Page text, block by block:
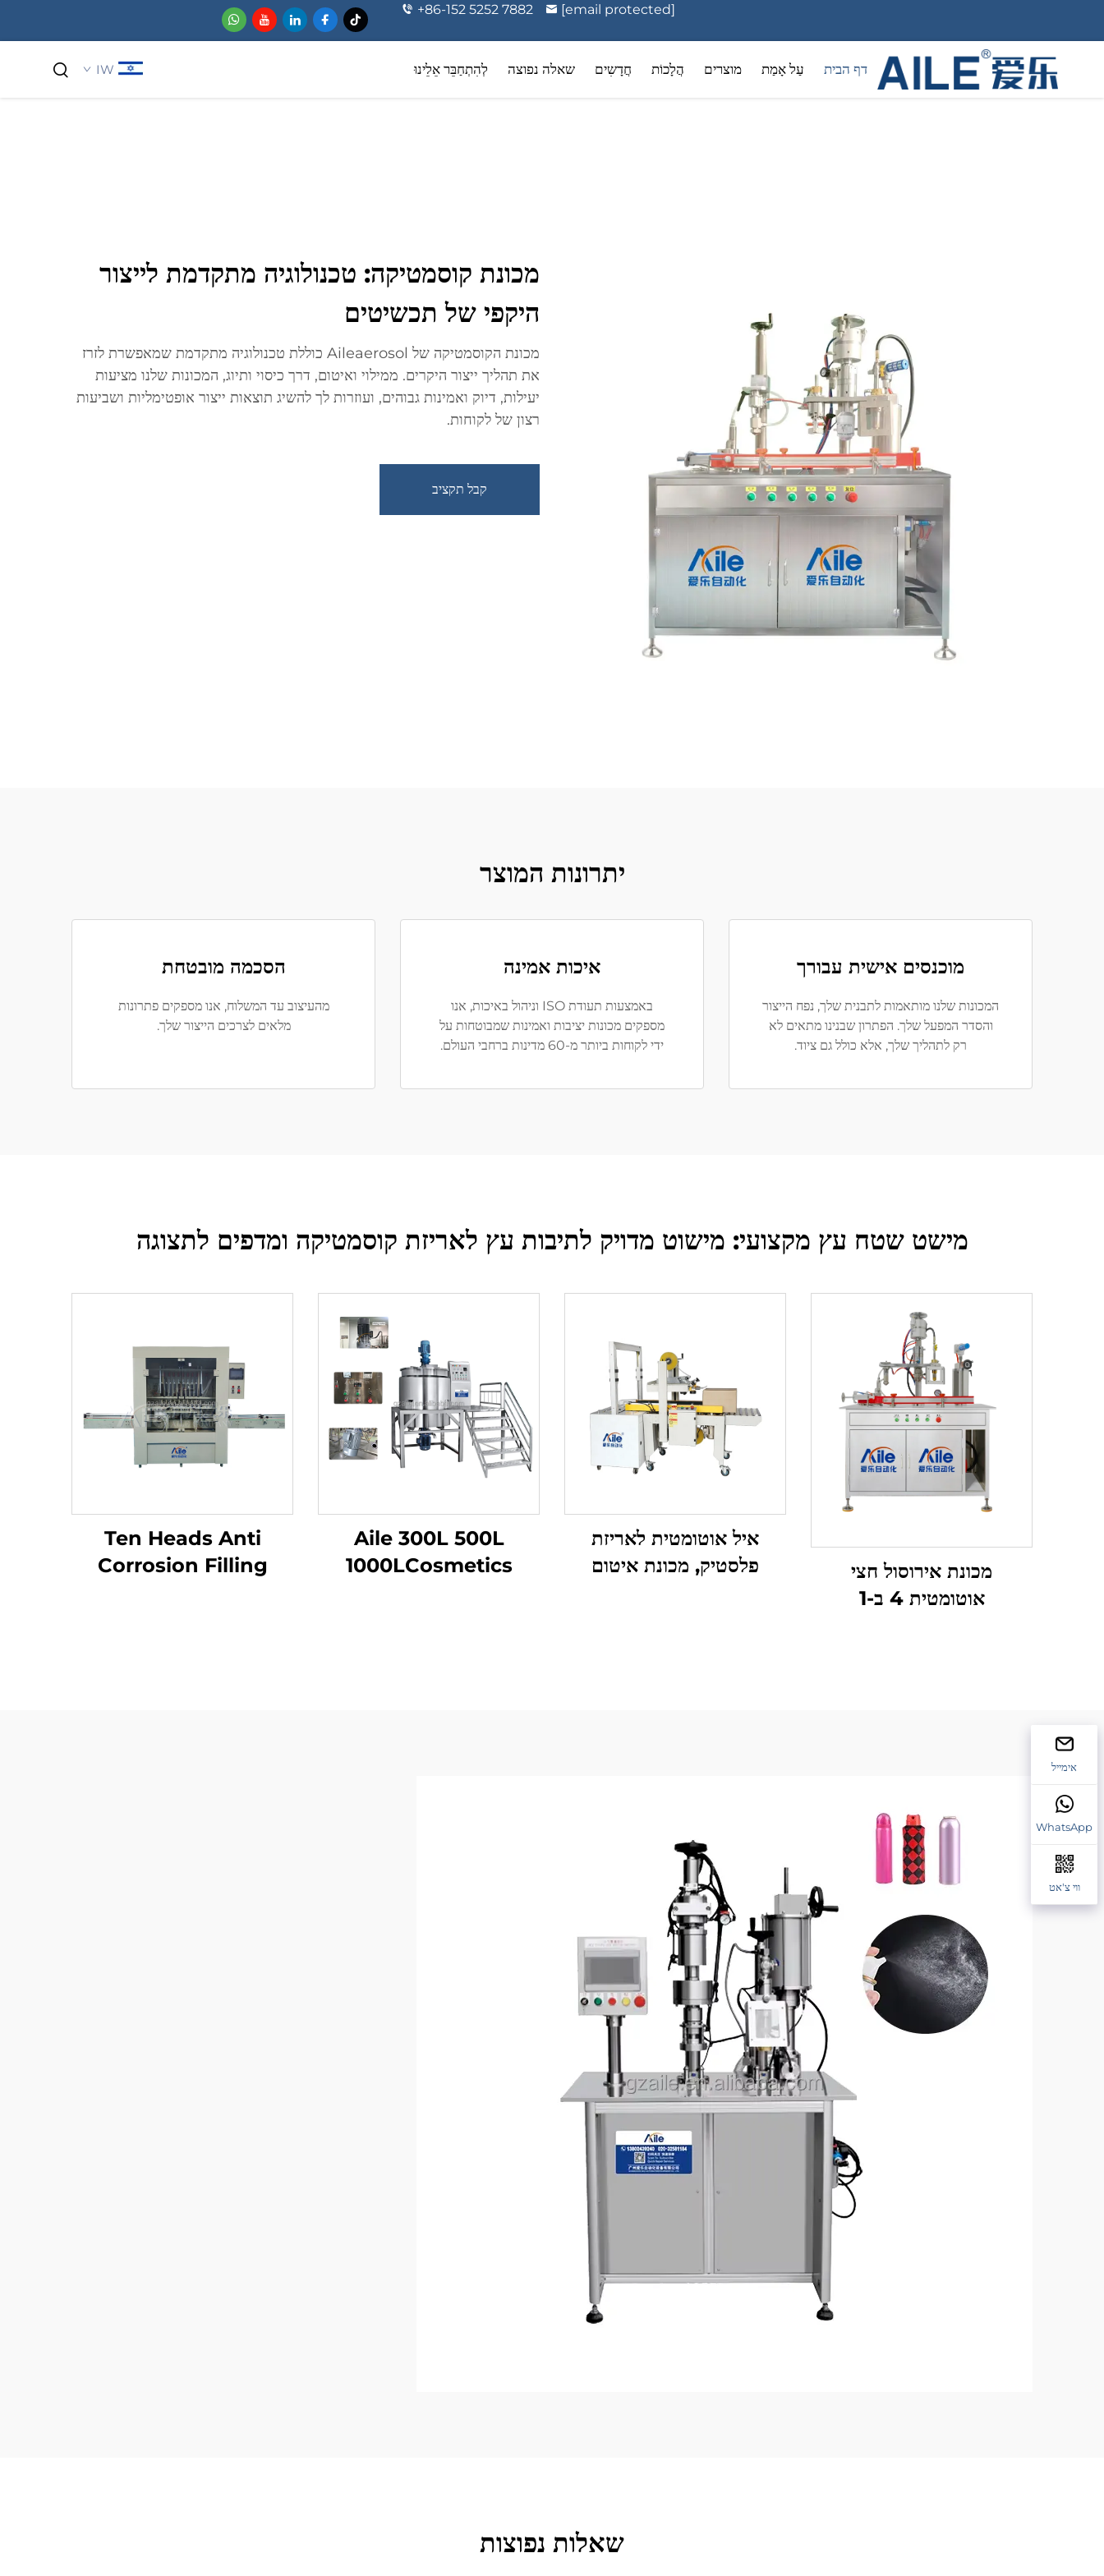
+86-152 5252 7882 [email protected]
דף הבית עַל אָמַת מוצרים הֲלָכוֹת חֲדָשִים שאלה נפוצה לְהִתְחַבֵּר אֵלֵינוּ IW
מכונת קוסמטיקה: טכנולוגיה מתקדמת לייצור
היקפי של תכשיטים
מכונת הקוסמטיקה של Aileaerosol כוללת טכנולוגיה מתקדמת שמאפשרת לזרז
את תהליך ייצור היקרים. ממילוי ואיטום, דרך כיסוי ותיוג, המכונות שלנו מציעות
יעילות, דיוק ואמינות גבוהים, ועוזרות לך להשיג תוצאות ייצור אופטימליות ושביעות
רצון של לקוחות.
קבל תקציב
יתרונות המוצר
מוכנסים אישית עבורך
המכונות שלנו מותאמות לתבנית שלך, נפח הייצור
והסדר המפעל שלך. הפתרון שבנינו מתאים לא
רק לתהליך שלך, אלא כולל גם ציוד.
איכות אמינה
באמצעות תעודת ISO וניהול באיכות, אנו
מספקים מכונות יציבות ואמינות שמבוטחות על
ידי לקוחות ביותר מ-60 מדינות ברחבי העולם.
הסכמה מובטחת
מהעיצוב עד המשלוח, אנו מספקים פתרונות
מלאים לצרכים הייצור שלך.
מישט שטח עץ מקצועי: מישוט מדויק לתיבות עץ לאריזת קוסמטיקה ומדפים לתצוגה
מכונת אירוסול חצי
אוטומטית 4 ב-1
איל אוטומטית לאריזת
פלסטיק, מכונת איטום
Aile 300L 500L
1000LCosmetics
Ten Heads Anti
Corrosion Filling
שאלות נפוצות
אימייל
WhatsApp
ווי צ'אט